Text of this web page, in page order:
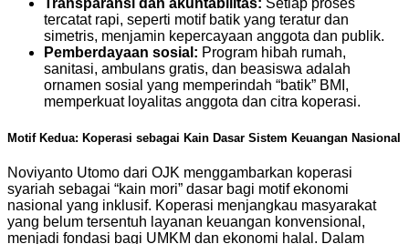
Transparansi dan akuntabilitas: Setiap proses
tercatat rapi, seperti motif batik yang teratur dan
simetris, menjamin kepercayaan anggota dan publik.
Pemberdayaan sosial: Program hibah rumah,
sanitasi, ambulans gratis, dan beasiswa adalah
ornamen sosial yang memperindah “batik” BMI,
memperkuat loyalitas anggota dan citra koperasi.
Motif Kedua: Koperasi sebagai Kain Dasar Sistem Keuangan Nasional
Noviyanto Utomo dari OJK menggambarkan koperasi
syariah sebagai “kain mori” dasar bagi motif ekonomi
nasional yang inklusif. Koperasi menjangkau masyarakat
yang belum tersentuh layanan keuangan konvensional,
menjadi fondasi bagi UMKM dan ekonomi halal. Dalam